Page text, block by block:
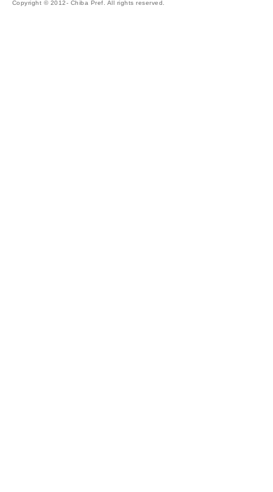
Copyright © 2012- Chiba Pref. All rights reserved.